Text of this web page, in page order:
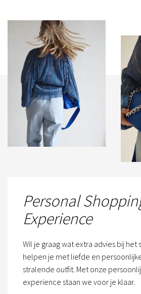
Personal
Experience
Wil je graag wat extra advies bij het
helpen je met liefde en
stralende outfit. Met onze
experience staan we voor je klaar.